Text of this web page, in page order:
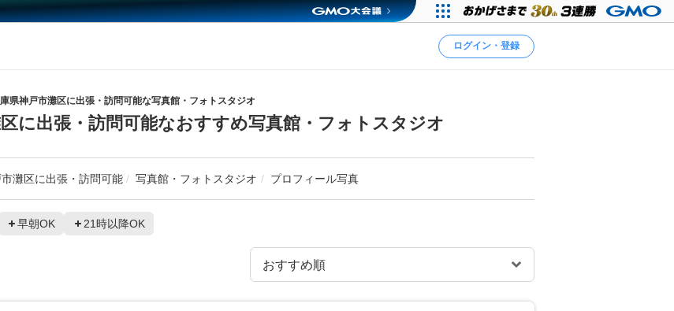
ログイン・登録
県神戸市灘区に出張・訪問可能な写真館・フォトスタジオ
に出張・訪問可能なおすすめ写真館・フォトスタジオ
灘区に出張・訪問可能 写真館・フォトスタジオ プロフィール写真
早朝OK 21時以降OK